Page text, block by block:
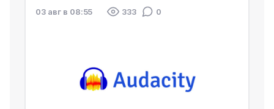
03 авг в 08:55 333 0